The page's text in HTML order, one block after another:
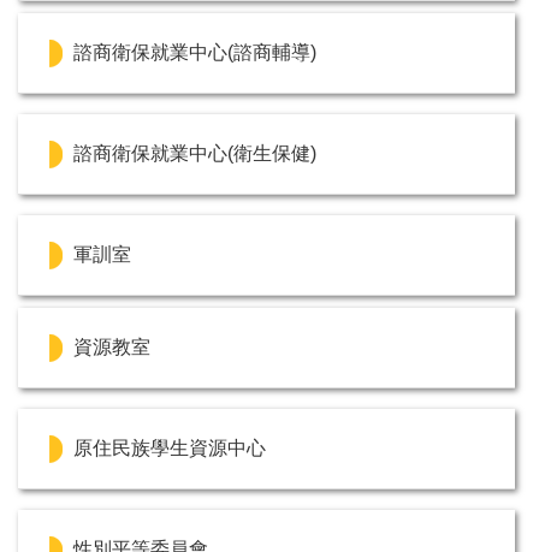
諮商衛保就業中心(諮商輔導)
諮商衛保就業中心(衛生保健)
軍訓室
資源教室
原住民族學生資源中心